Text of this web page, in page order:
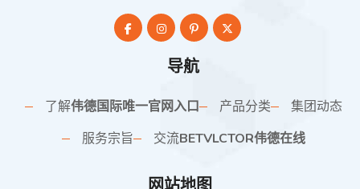
导航
了解伟德国际唯一官网入口 产品分类
集团动态
服务宗旨
交流BETVLCTOR伟德在线